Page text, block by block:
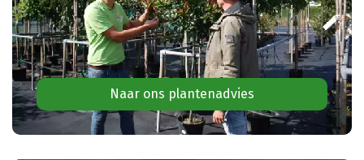
Naar ons plantenadvies